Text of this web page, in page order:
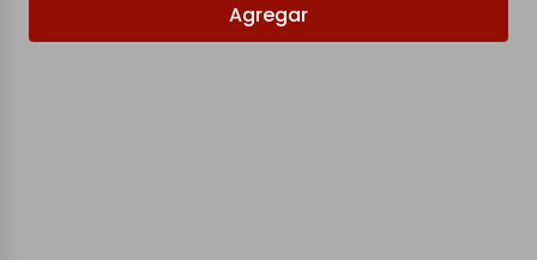
Agregar